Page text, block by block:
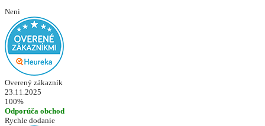
Neni
Overený zákazník
23.11.2025
100%
Odporúča obchod
Rychle dodanie